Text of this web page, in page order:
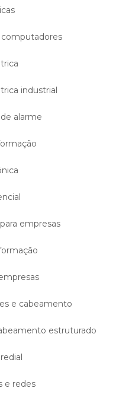
industrial
alarme
empresas
e cabeamento
estruturado
e redes